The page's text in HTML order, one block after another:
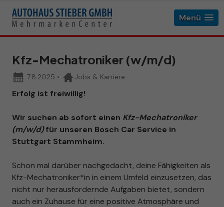
Menü
Kfz-Mechatroniker (w/m/d)
7.8.2025 • Jobs & Karriere
Erfolg ist freiwillig!
Wir suchen ab sofort einen Kfz-Mechatroniker
(m/w/d)für unseren Bosch Car Service in
Stuttgart Stammheim.
Schon mal darüber nachgedacht, deine Fähigkeiten als
Kfz-Mechatroniker*in in einem Umfeld einzusetzen, das
nicht nur herausfordernde Aufgaben bietet, sondern
auch ein Zuhause für eine positive Atmosphäre und